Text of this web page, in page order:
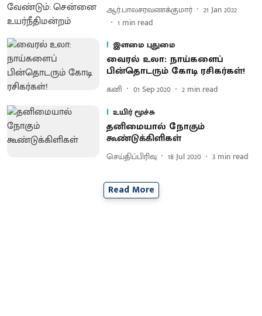
ஆர்.பாலசரவணக்குமார்
21 Jan 2022
1 min read
இளமை புதுமை
வைரல் உலா: நாய்களைப்
பின்தொடரும் கோடி ரசிகர்கள்!
கனி 01 Sep 2020 2 min read
உயிர் மூச்சு
தனிமையால் நோகும்
கூண்டுக்கிளிகள்
செய்திப்பிரிவு 18 Jul 2020 3 min read
Read More